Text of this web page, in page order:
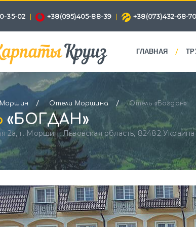
35-02 | +38(095)405-88-39 | +38(073)432-68-70
ГЛАВНАЯ /
Моршин / Отели Моршина / Отель «Богдан»
«БОГДАН»
2а, г. Моршин, Львовская область, 82482 Украина